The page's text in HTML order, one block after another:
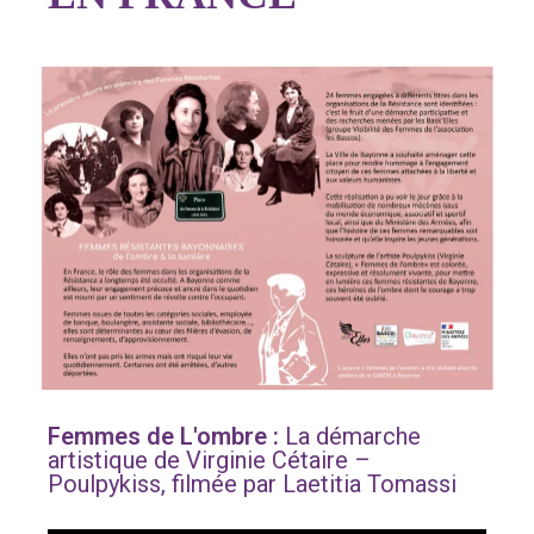
Femmes de L'ombre : La démarche
artistique de Virginie Cétaire –
Poulpykiss, filmée par Laetitia Tomassi